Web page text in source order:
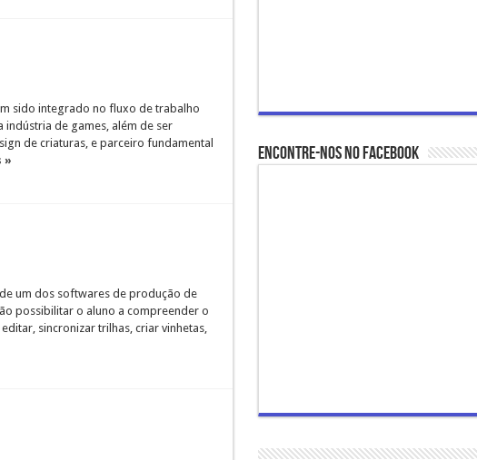
sido integrado no fluxo de trabalho
de games, além de ser
de criaturas, e parceiro fundamental
»
um dos softwares de produção de
possibilitar o aluno a compreender o
sincronizar trilhas, criar vinhetas,
Encontre-nos no Facebook